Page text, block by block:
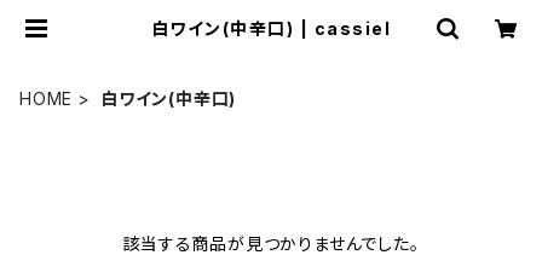
白ワイン(中辛口) | cassiel
HOME 白ワイン(中辛口)
該当する商品が見つかりませんでした。